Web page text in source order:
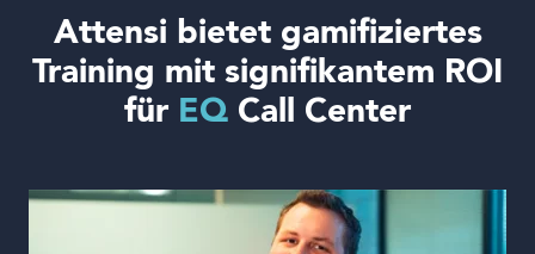
Attensi bietet gamifiziertes
Training mit signifikantem ROI
für EQ Call Center